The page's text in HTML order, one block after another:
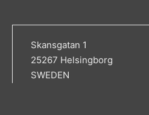
Skansgatan 1
25267 Helsingborg
SWEDEN